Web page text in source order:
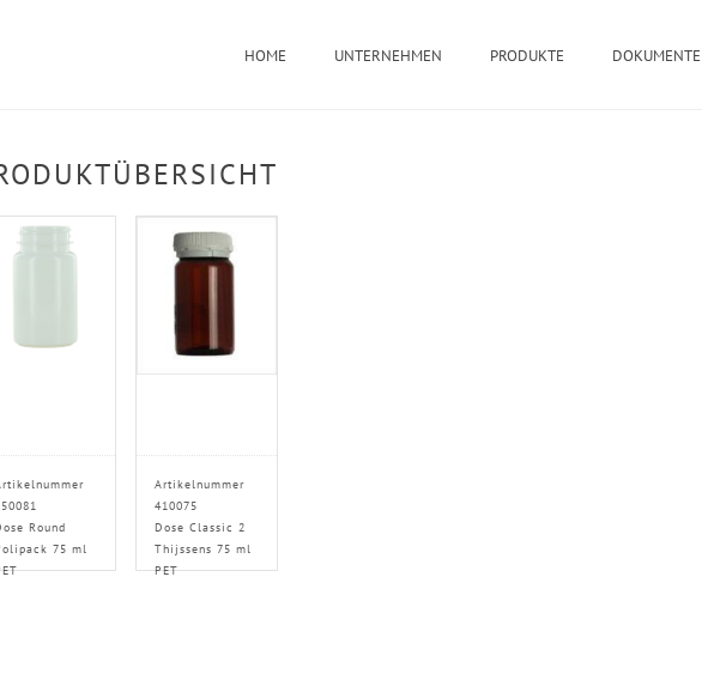
HOME UNTERNEHMEN PRODUKTE DOKUMENTE
Round
75 ml
Artikelnummer
410075
Dose Classic 2
Thijssens 75 ml
PET